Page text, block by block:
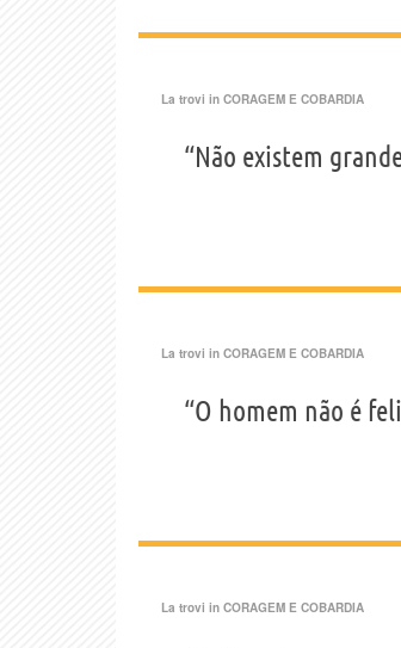
La trovi in CORAGEM E COBARDIA
“Não existem
La trovi in CORAGEM E COBARDIA
“O homem não é
La trovi in CORAGEM E COBARDIA